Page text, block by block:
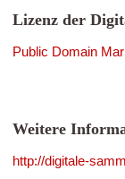
Lizenz der
Public Domain
Weitere
http://digitale-